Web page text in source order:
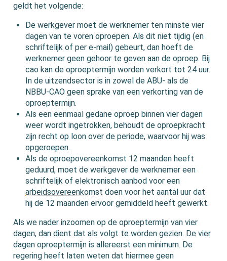
geldt het volgende:
De werkgever moet de werknemer ten minste vier
dagen van te voren oproepen. Als dit niet tijdig (en
schriftelijk of per e-mail) gebeurt, dan hoeft de
werknemer geen gehoor te geven aan de oproep. Bij
cao kan de oproeptermijn worden verkort tot 24 uur.
In de uitzendsector is in zowel de ABU- als de
NBBU-CAO geen sprake van een verkorting van de
oproeptermijn.
Als een eenmaal gedane oproep binnen vier dagen
weer wordt ingetrokken, behoudt de oproepkracht
zijn recht op loon over de periode, waarvoor hij was
opgeroepen.
Als de oproepovereenkomst 12 maanden heeft
geduurd, moet de werkgever de werknemer een
schriftelijk of elektronisch aanbod voor een
arbeidsovereenkomst doen voor het aantal uur dat
hij de 12 maanden ervoor gemiddeld heeft gewerkt.
Als we nader inzoomen op de oproeptermijn van vier
dagen, dan dient dat als volgt te worden gezien. De vier
dagen oproeptermijn is allereerst een minimum. De
regering heeft laten weten dat hiermee geen